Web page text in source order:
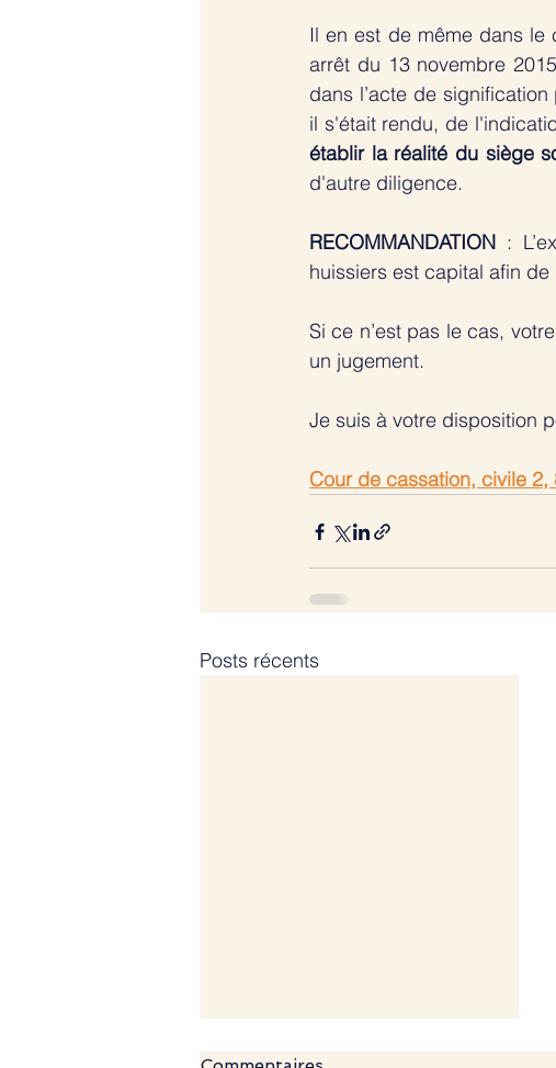
Il en est de même dans le
arrêt du 13 novembre
dans l’acte de
il s'était rendu, de
établir la réalité du siège
d'autre diligence.
RECOMMANDATION :
huissiers est capital afin de
Si ce n’est pas le cas,
un jugement.
Je suis à votre disposition
Cour de cassation, civile
Posts récents